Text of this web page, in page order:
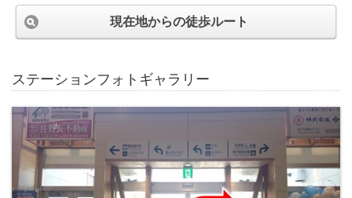
現在地からの徒歩ルート
ステーションフォトギャラリー